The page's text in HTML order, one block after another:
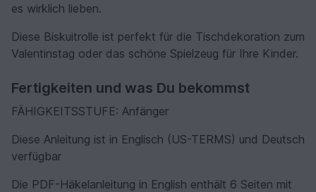
es wirklich lieben.
Diese Biskuitrolle ist perfekt für die Tischdekoration zum
Valentinstag oder das schöne Spielzeug für Ihre Kinder.
Fertigkeiten und was Du bekommst
FÄHIGKEITSSTUFE: Anfänger
Diese Anleitung ist in Englisch (US-TERMS) und Deutsch
verfügbar
Die PDF-Häkelanleitung in English enthält 6 Seiten mit